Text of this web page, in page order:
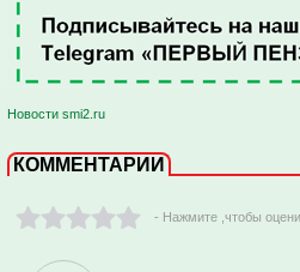
Новости smi2.ru
КОММЕНТАРИИ
- Нажмите ,чтобы